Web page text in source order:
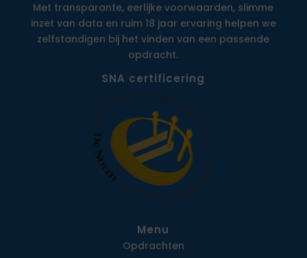
Met transparante, eerlijke voorwaarden, slimme
inzet van data en ruim 18 jaar ervaring helpen we
zelfstandigen bij het vinden van een passende
opdracht.
SNA certificering
Menu
Opdrachten